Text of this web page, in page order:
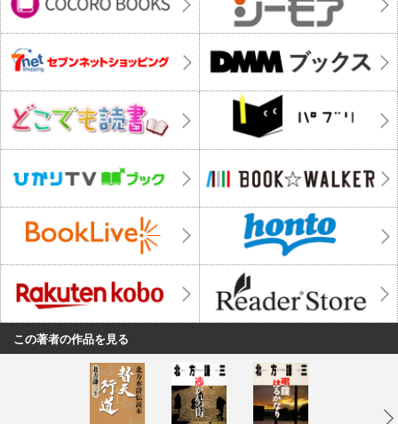
この著者の作品を見る